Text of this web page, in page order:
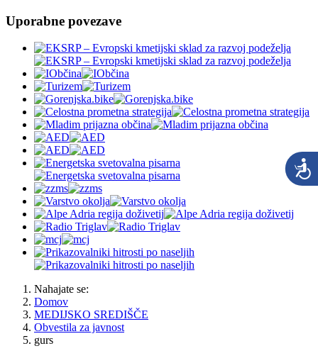
Uporabne povezave
Nahajate se:
Domov
MEDIJSKO SREDIŠČE
Obvestila za javnost
gurs